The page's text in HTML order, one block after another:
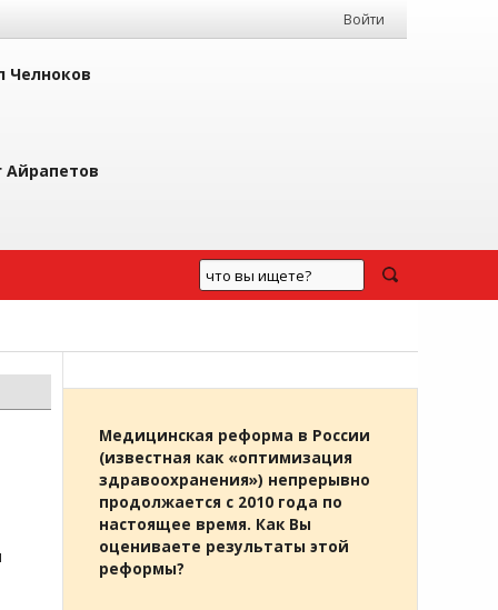
Войти
Челноков
Айрапетов
Медицинская реформа в России
(известная как «оптимизация
здравоохранения») непрерывно
продолжается с 2010 года по
настоящее время. Как Вы
оцениваете результаты этой
реформы?